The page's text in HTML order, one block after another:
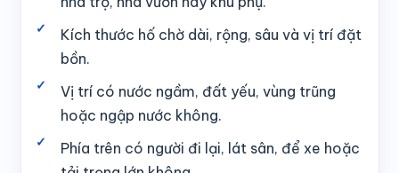
Kích thước hố chờ dài, rộng, sâu và vị trí đặt
bồn.
Vị trí có nước ngầm, đất yếu, vùng trũng
hoặc ngập nước không.
Phía trên có người đi lại, lát sân, để xe hoặc